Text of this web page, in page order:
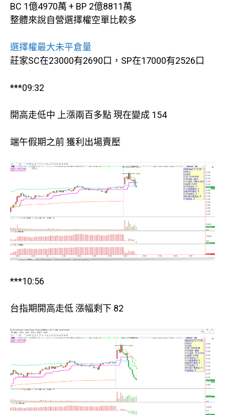
BC 1億4970萬 + BP 2億8811萬
整體來說自營選擇權空單比較多
選擇權最大未平倉量
莊家SC在23000有2690口，SP在17000有2526口
***09:32
開高走低中 上漲兩百多點 現在變成 154
端午假期之前 獲利出場賣壓
***10:56
台指期開高走低 漲幅剩下 82